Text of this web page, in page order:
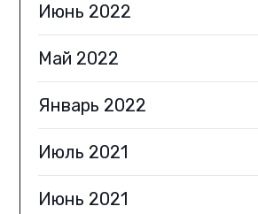
Июнь 2022
Май 2022
Январь 2022
Июль 2021
Июнь 2021